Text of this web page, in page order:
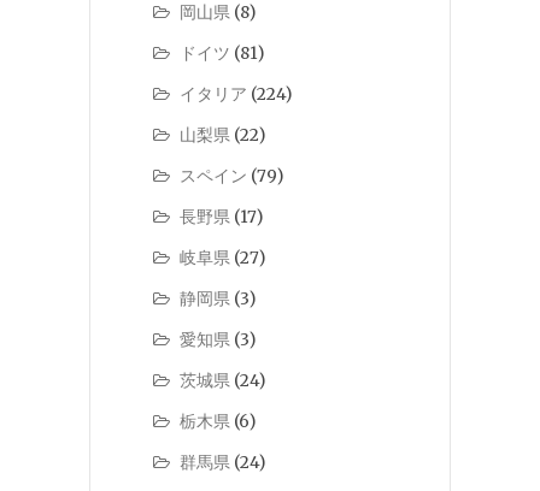
岡山県 (8)
ドイツ (81)
イタリア (224)
山梨県 (22)
スペイン (79)
長野県 (17)
岐阜県 (27)
静岡県 (3)
愛知県 (3)
茨城県 (24)
栃木県 (6)
群馬県 (24)